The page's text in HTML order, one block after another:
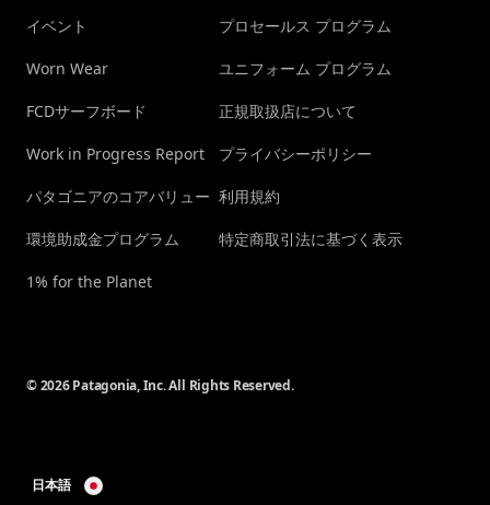
イベント
Worn Wear
FCDサーフボード
Work in Progress Report
パタゴニアのコアバリュー
環境助成金プログラム
1% for the Planet
プロセールス プログラム
ユニフォーム プログラム
正規取扱店について
プライバシーポリシー
利用規約
特定商取引法に基づく表示
© 2026 Patagonia, Inc. All Rights Reserved.
日本語